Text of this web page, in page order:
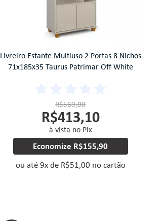
Livreiro Estante Multiuso 2 Portas 8 Nichos
71x185x35 Taurus Patrimar Off White
R$569,00
R$413,10
à vista no Pix
Economize R$155,90
ou até 9xde R$51,00 no cartão